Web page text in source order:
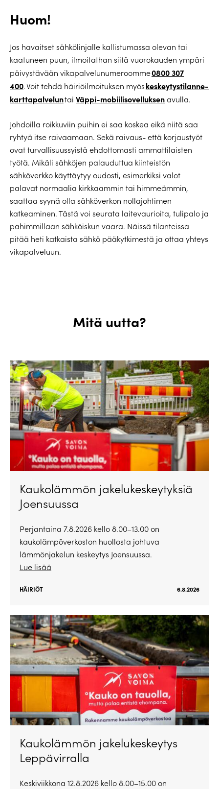
Huom!
Jos havaitset sähkölinjalle kallistumassa olevan tai
kaatuneen puun, ilmoitathan siitä vuorokauden ympäri
päivystävään vikapalvelunumeroomme0800 307
400. Voit tehdä häiriöilmoituksen myöskeskeytystilanne-
karttapalveluntai Väppi-mobiilisovelluksenavulla.
Johdoilla roikkuviin puihin ei saa koskea eikä niitä saa
ryhtyä itse raivaamaan. Sekä raivaus- että korjaustyöt
ovat turvallisuussyistä ehdottomasti ammattilaisten
työtä. Mikäli sähköjen palauduttua kiinteistön
sähköverkko käyttäytyy oudosti, esimerkiksi valot
palavat normaalia kirkkaammin tai himmeämmin,
saattaa syynä olla sähköverkon nollajohtimen
katkeaminen. Tästä voi seurata laitevaurioita, tulipalo ja
pahimmillaan sähköiskun vaara. Näissä tilanteissa
pitää heti katkaista sähkö pääkytkimestä ja ottaa yhteys
vikapalveluun.
Mitä uutta?
Kaukolämmön jakelukeskeytyksiä
Joensuussa
Perjantaina 7.8.2026 kello 8.00–13.00 on
kaukolämpöverkoston huollosta johtuva
lämmönjakelun keskeytys Joensuussa.
Lue lisää
HÄIRIÖT 6.8.2026
Kaukolämmön jakelukeskeytys
Leppävirralla
Keskiviikkona 12.8.2026 kello 8.00–15.00 on